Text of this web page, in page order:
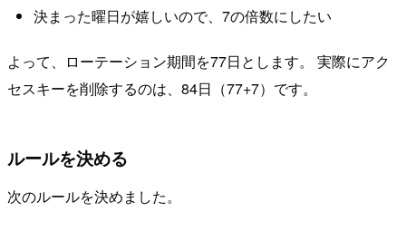
決まった曜日が嬉しいので、7の倍数にしたい
よって、ローテーション期間を77日とします。 実際にアク
セスキーを削除するのは、84日（77+7）です。
ルールを決める
次のルールを決めました。